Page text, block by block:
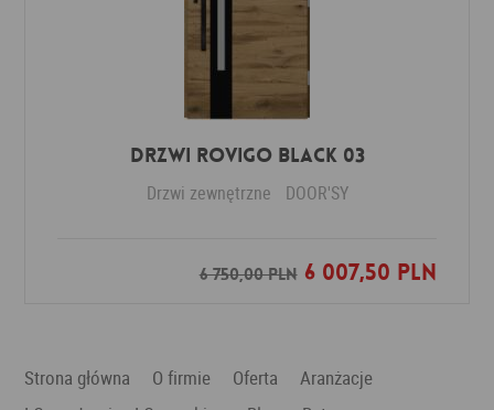
DRZWI ROVIGO BLACK 03
Drzwi zewnętrzne DOOR'SY
6 750,00 PLN6 007,50 PLN
Dodaj do ulubionych
Strona główna O firmie Oferta
Aranżacje